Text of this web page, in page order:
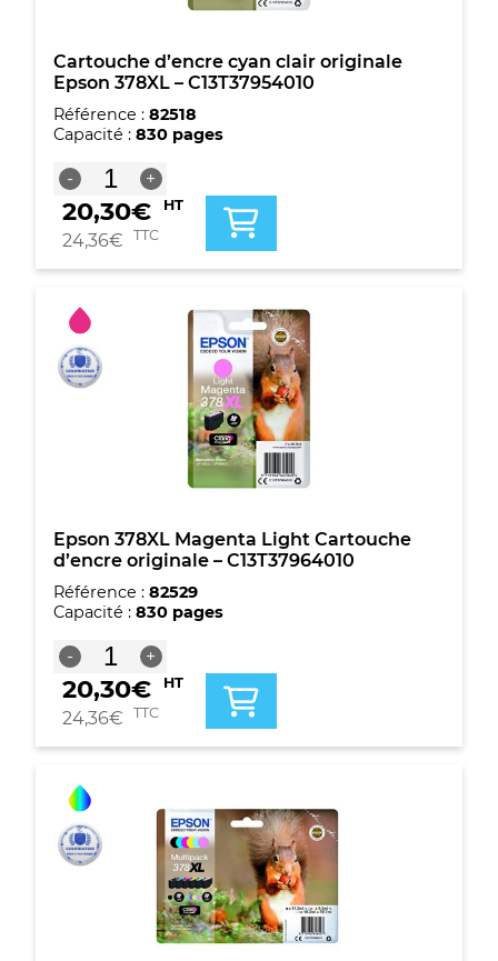
Cartouche d’encre cyan clair originale
Epson 378XL – C13T37954010
Référence : 82518
Capacité : 830 pages
-
quantité
de
Cartouche
d'encre
cyan
clair
Epson
378XL
-
C13T37954010
+
20,30€ HT
24,36€ TTC
Epson 378XL Magenta Light Cartouche
d’encre originale – C13T37964010
Référence : 82529
Capacité : 830 pages
-
quantité
de
Epson
378XL
Magenta
Light
d'encre
originale
-
C13T37964010
+
20,30€ HT
24,36€ TTC